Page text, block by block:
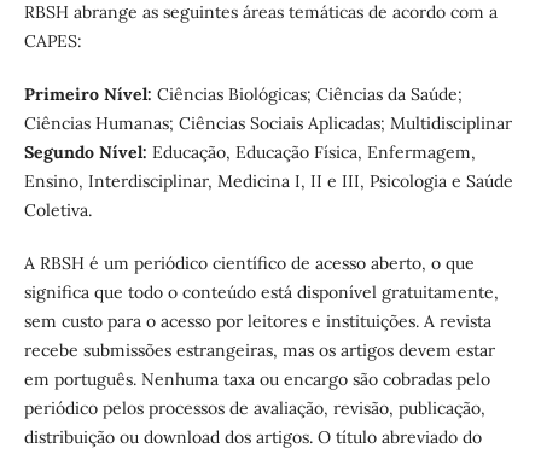
RBSH abrange as seguintes áreas temáticas de acordo com a
CAPES:
Primeiro Nível: Ciências Biológicas; Ciências da Saúde;
Ciências Humanas; Ciências Sociais Aplicadas; Multidisciplinar
Segundo Nível: Educação, Educação Física, Enfermagem,
Ensino, Interdisciplinar, Medicina I, II e III, Psicologia e Saúde
Coletiva.
A RBSH é um periódico científico de acesso aberto, o que
significa que todo o conteúdo está disponível gratuitamente,
sem custo para o acesso por leitores e instituições. A revista
recebe submissões estrangeiras, mas os artigos devem estar
em português. Nenhuma taxa ou encargo são cobradas pelo
periódico pelos processos de avaliação, revisão, publicação,
distribuição ou download dos artigos. O título abreviado do